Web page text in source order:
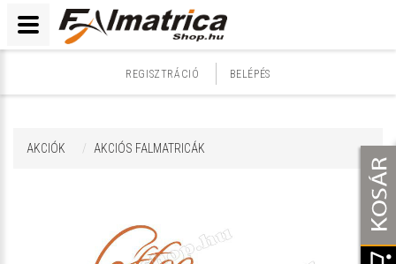
REGISZTRÁCIÓ BELÉPÉS
AKCIÓK AKCIÓS FALMATRICÁK